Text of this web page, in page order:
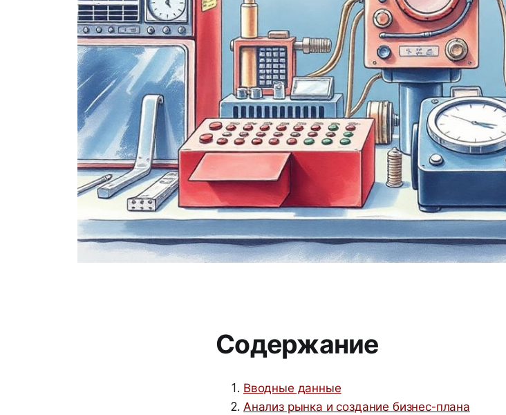
Содержание
Вводные данные
Анализ рынка и создание бизнес-плана